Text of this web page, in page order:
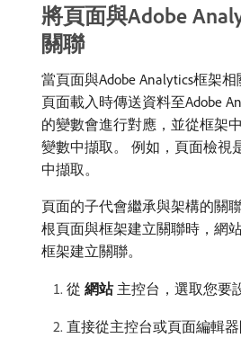
將頁面與Adobe
關聯
當頁面與Adobe Analytics框架
頁面載入時傳送資料至Adobe
的變數會進行對應，並從框架
變數中擷取。 例如，頁面檢視
中擷取。
頁面的子代會繼承與架構的關
根頁面與框架建立關聯時，網
框架建立關聯。
從​ 網站主控台，選取您要
直接從主控台或頁面編輯